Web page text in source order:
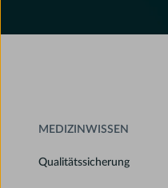
MEDIZINWISSEN
Qualitätssicherung